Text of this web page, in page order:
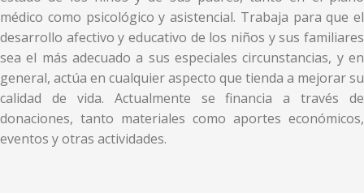
médico como psicológico y asistencial. Trabaja para que el
desarrollo afectivo y educativo de los niños y sus familiares
sea el más adecuado a sus especiales circunstancias, y en
general, actúa en cualquier aspecto que tienda a mejorar su
calidad de vida. Actualmente se financia a través de
donaciones, tanto materiales como aportes económicos,
eventos y otras actividades.